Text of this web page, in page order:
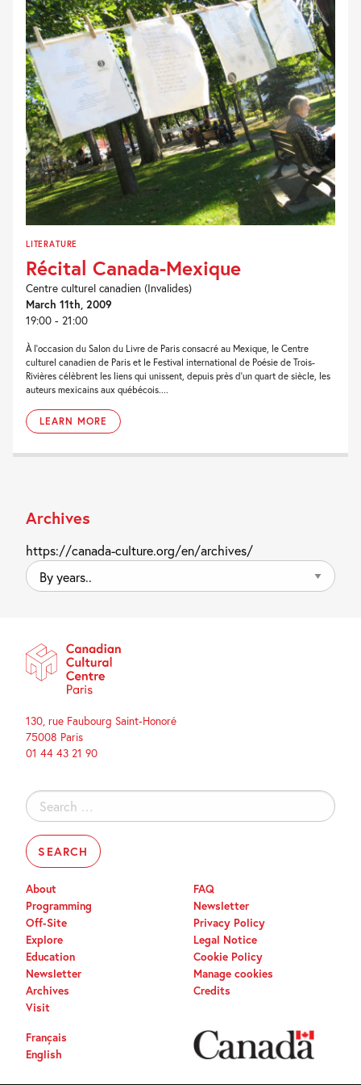
LITERATURE
Récital Canada-Mexique
Centre culturel canadien (Invalides)
March 11th, 2009
19:00 - 21:00
À l’occasion du Salon du Livre de Paris consacré au Mexique, le Centre
culturel canadien de Paris et le Festival international de Poésie de Trois-
Rivières célèbrent les liens qui unissent, depuis près d’un quart de siècle, les
auteurs mexicains aux québécois....
LEARN MORE
Archives
https://canada-culture.org/en/archives/
By
years..
130, rue Faubourg Saint-Honoré
75008 Paris
01 44 43 21 90
Search
for:
About
Programming
Off-Site
Explore
Education
Newsletter
Archives
Visit
FAQ
Newsletter
Privacy Policy
Legal Notice
Cookie Policy
Manage cookies
Credits
Français
English